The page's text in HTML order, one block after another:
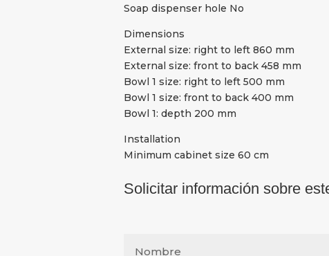
Soap dispenser hole No
Dimensions
External size: right to left 860 mm
External size: front to back 458 mm
Bowl 1 size: right to left 500 mm
Bowl 1 size: front to back 400 mm
Bowl 1: depth 200 mm
Installation
Minimum cabinet size 60 cm
Solicitar información sobre